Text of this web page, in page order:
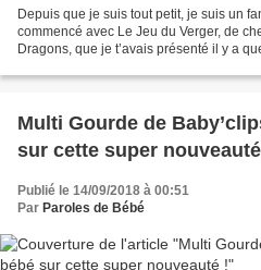
Depuis que je suis tout petit, je suis un
commencé avec Le Jeu du Verger, de
Dragons, que je t’avais présenté il y a
Multi Gourde de
sur cette super
Publié le 14/09/2018 à 00:51
Par Paroles de Bébé